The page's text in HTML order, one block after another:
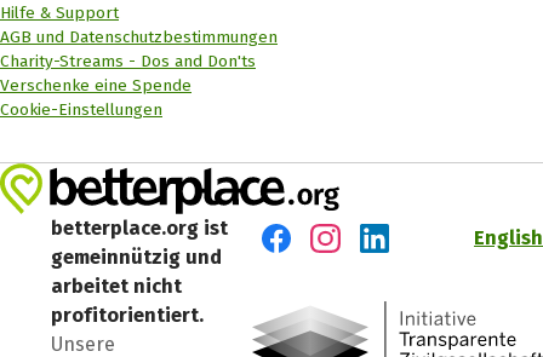
Hilfe & Support
AGB und Datenschutzbestimmungen
Charity-Streams - Dos and Don'ts
Verschenke eine Spende
Cookie-Einstellungen
betterplace.org ist
gemeinnützig und
arbeitet nicht
profitorientiert.
Unsere
English